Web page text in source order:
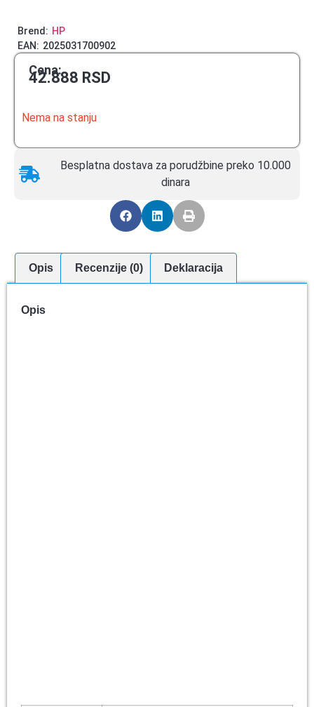
Brend: HP
EAN: 2025031700902
Cena:
42.888 RSD
Nema na stanju
Besplatna dostava za porudžbine preko 10.000
dinara
Opis Recenzije (0) Deklaracija
Opis